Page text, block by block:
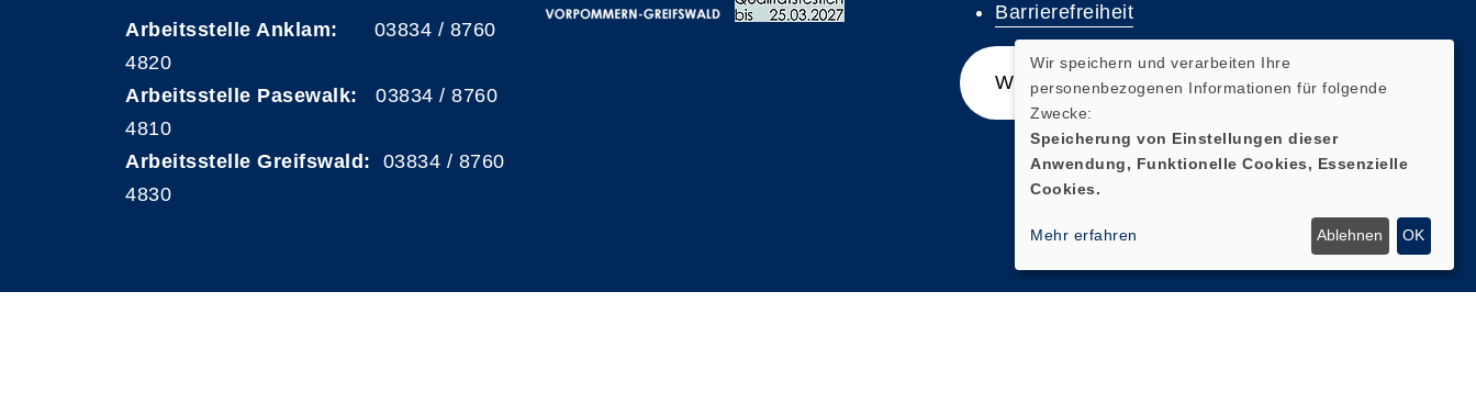
Arbeitsstelle Anklam: 03834 / 8760
4820
Arbeitsstelle Pasewalk: 03834 / 8760
4810
Arbeitsstelle Greifswald: 03834 / 8760
4830
Barrierefreiheit
Widerrufsformular
Wir speichern und verarbeiten Ihre
personenbezogenen Informationen für folgende
Zwecke:
Speicherung von Einstellungen dieser
Anwendung, Funktionelle Cookies, Essenzielle
Cookies.
Mehr erfahren Ablehnen OK